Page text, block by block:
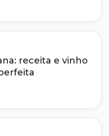
receita e vinho